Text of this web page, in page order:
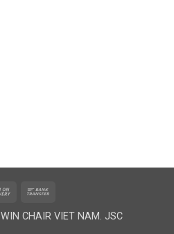
Cash
Delivery
WIN CHAIR VIET NAM. JSC